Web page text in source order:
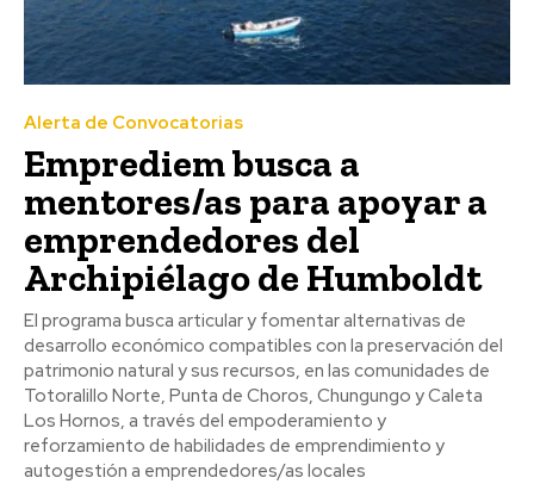
Alerta de Convocatorias
Emprediem busca a
mentores/as para apoyar a
emprendedores del
Archipiélago de Humboldt
El programa busca articular y fomentar alternativas de
desarrollo económico compatibles con la preservación del
patrimonio natural y sus recursos, en las comunidades de
Totoralillo Norte, Punta de Choros, Chungungo y Caleta
Los Hornos, a través del empoderamiento y
reforzamiento de habilidades de emprendimiento y
autogestión a emprendedores/as locales